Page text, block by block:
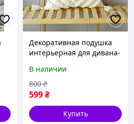
Декоративная подушка
интерьерная для дивана-
Кремовая (60054/52)
В наличии
599₴
800 ₴
Купить